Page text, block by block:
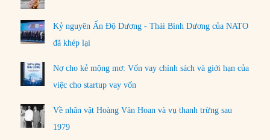
Kỷ nguyên Ấn Độ Dương - Thái Bình Dương của NATO
đã khép lại
Nợ cho kẻ mộng mơ: Vốn vay chính sách và giới hạn của
việc cho startup vay vốn
Về nhân vật Hoàng Văn Hoan và vụ thanh trừng sau
1979